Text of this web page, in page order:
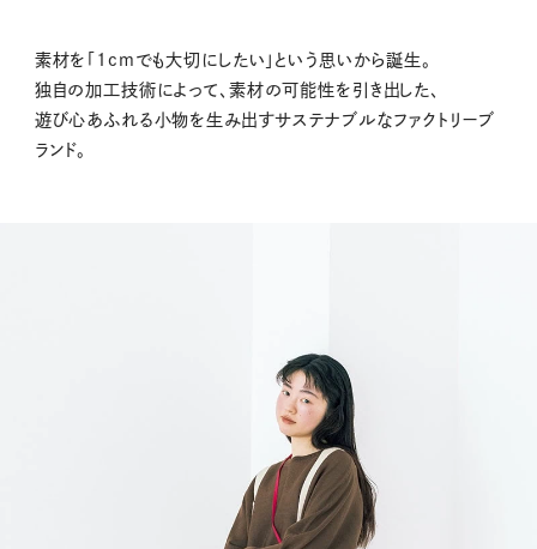
素材を「1cmでも大切にしたい」という思いから誕生。
独自の加工技術によって、素材の可能性を引き出した、
遊び心あふれる小物を生み出すサステナブルなファクトリーブ
ランド。